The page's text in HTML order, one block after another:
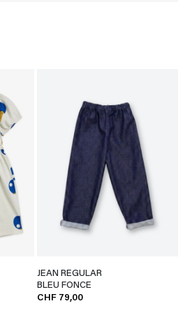
JEAN REGULAR
BLEU FONCE
CHF 79,00